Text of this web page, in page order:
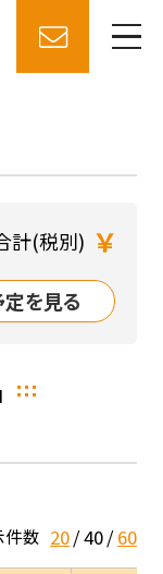
計(税別) ￥
を見る
件数 20 40 60